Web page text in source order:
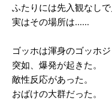
ふたりには先入観なし
実はその場所は……
ゴッホは渾身のゴッホジ
突如、爆発が起きた。
敵性反応があった。
おばけの大群だった。